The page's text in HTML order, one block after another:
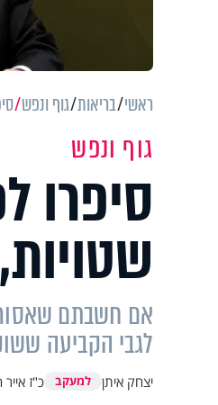
ראשי בריאות גוף ונפש
גוף ונפש
סיפרו
אם חשבתם
לגבי הקביעה
יצחק איתן למעקב כ"ז